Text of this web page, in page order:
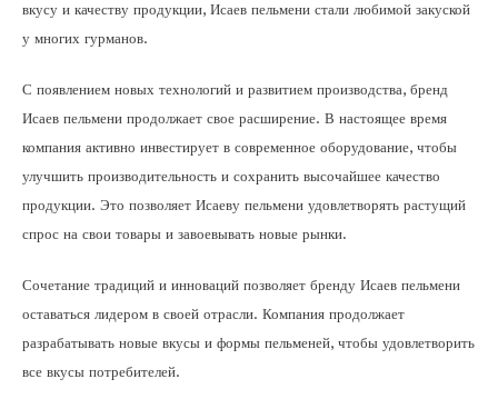
вкусу и качеству продукции, Исаев пельмени стали любимой закуской
у многих гурманов.
С появлением новых технологий и развитием производства, бренд
Исаев пельмени продолжает свое расширение. В настоящее время
компания активно инвестирует в современное оборудование, чтобы
улучшить производительность и сохранить высочайшее качество
продукции. Это позволяет Исаеву пельмени удовлетворять растущий
спрос на свои товары и завоевывать новые рынки.
Сочетание традиций и инноваций позволяет бренду Исаев пельмени
оставаться лидером в своей отрасли. Компания продолжает
разрабатывать новые вкусы и формы пельменей, чтобы удовлетворить
все вкусы потребителей.